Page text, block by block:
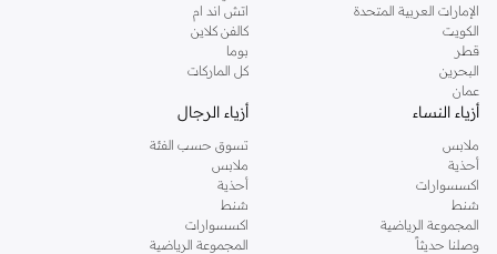
دوروثي بيركنز الشهيرة. تصفحي المجموعة كاملة في متجر دوروثي بيركنز اون لاين او
استخدمي القائمة لتحديد تجربة تسوق دوروثي بيركنز اون لاين. خدمة التوصيل السريعة
والدعم الاستثنائي يضمن لك تجربة تسوق ممتعة دائما مع نمشي.
الإمارات العربية المتحدة
الكويت
قطر
البحرين
عمان
اتش اند ام
كالفن كلاين
بوما
كل الماركات
أزياء النساء
ملابس
أحذية
اكسسوارات
شنط
المجموعة الرياضية
وصلنا حديثاً
أزياء الرجال
تسوق حسب الفئة
ملابس
أحذية
شنط
اكسسوارات
المجموعة الرياضية